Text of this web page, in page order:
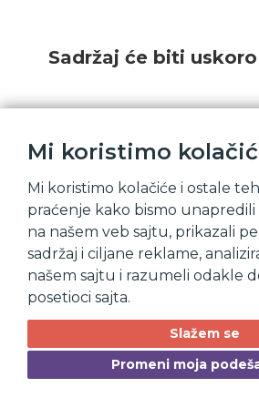
Mi koristimo
Mi koristimo kolačiće i ostale
praćenje kako bismo
na našem veb sajtu, prikazali
sadržaj i ciljane reklame,
našem sajtu i razumeli odakle
posetioci sajta.
Slažem se
Promeni moja
Sadržaj će biti